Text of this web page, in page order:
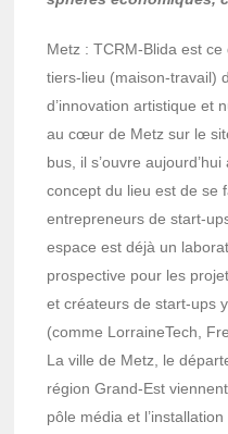
Metz : TCRM-Blida est ce
tiers-lieu (maison-travail)
d’innovation artistique et
au cœur de Metz sur le
bus, il s’ouvre
concept du lieu est de se
entrepreneurs de start-
espace est déjà un
prospective pour les
et créateurs de start-ups
(comme LorraineTech,
La ville de Metz, le
région Grand-Est
pôle média et